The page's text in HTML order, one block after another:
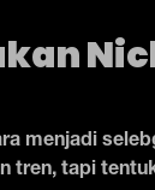
menjadi
tren, tapi